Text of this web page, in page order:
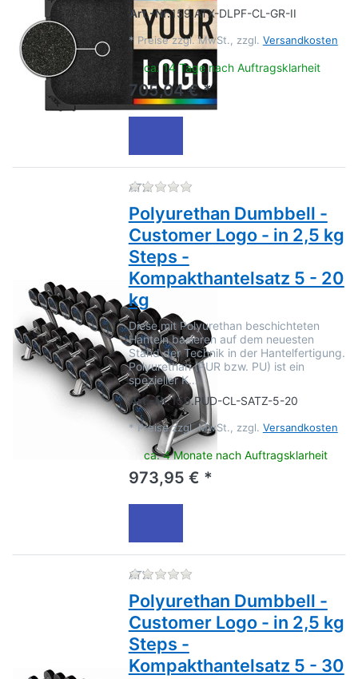
Art.-Nr.159.ATX-DLPF-CL-GR-II
* Preise zzgl. MwSt., zzgl. Versandkosten
ca. 14 Tage nach Auftragsklarheit
705,04 € *
ATX Zu diesem Produkt liegen
Polyurethan Dumbbell -
Customer Logo - in 2,5 kg
Steps -
Kompakthantelsatz 5 - 20
kg
Diese mit Polyurethan beschichteten
Hanteln basieren auf dem neuesten
Stand der Technik in der Hantelfertigung.
Polyurethan (PUR bzw. PU) ist ein
spezieller K…
Art.-Nr.159.PUD-CL-SATZ-5-20
* Preise zzgl. MwSt., zzgl. Versandkosten
ca. 4 Monate nach Auftragsklarheit
973,95 € *
ATX Zu diesem Produkt liegen
Polyurethan Dumbbell -
Customer Logo - in 2,5 kg
Steps -
Kompakthantelsatz 5 - 30